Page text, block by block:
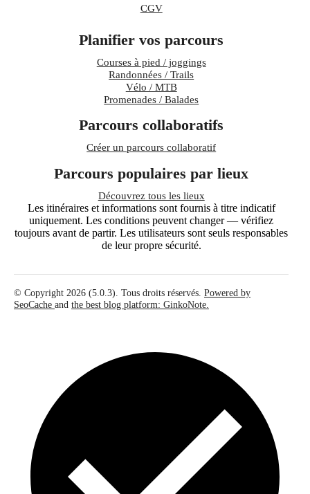
CGV
Planifier vos parcours
Courses à pied / joggings
Randonnées / Trails
Vélo / MTB
Promenades / Balades
Parcours collaboratifs
Créer un parcours collaboratif
Parcours populaires par lieux
Découvrez tous les lieux
Les itinéraires et informations sont fournis à titre indicatif
uniquement. Les conditions peuvent changer — vérifiez
toujours avant de partir. Les utilisateurs sont seuls responsables
de leur propre sécurité.
© Copyright 2026 (5.0.3). Tous droits réservés. Powered by
SeoCache and the best blog platform: GinkoNote.